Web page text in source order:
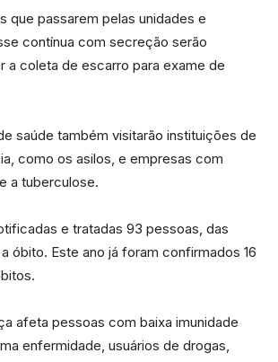
que passarem pelas unidades e
contínua com secreção serão
a coleta de escarro para exame de
saúde também visitarão instituições de
como os asilos, e empresas com
a tuberculose.
e tratadas 93 pessoas, das
óbito. Este ano já foram confirmados 16
afeta pessoas com baixa imunidade
enfermidade, usuários de drogas,